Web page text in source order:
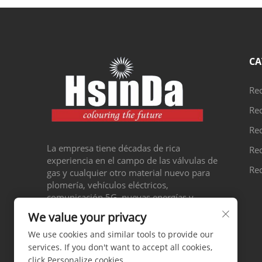
La empresa tiene décadas de rica
experiencia en el campo de las válvulas de
gas y cualquier otro material nuevo para
plomería, vehículos eléctricos,
comunicación 5G, nuevas energías y
We value your privacy
We use cookies and similar tools to provide our
services. If you don't want to accept all cookies,